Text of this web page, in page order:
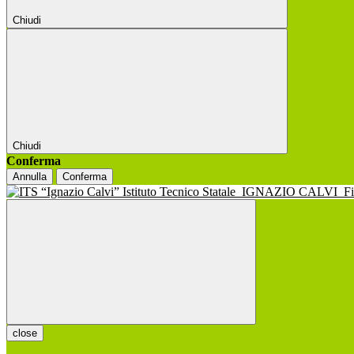
Chiudi
Chiudi
Conferma
Annulla Conferma
Istituto Tecnico Statale IGNAZIO CALVI
close